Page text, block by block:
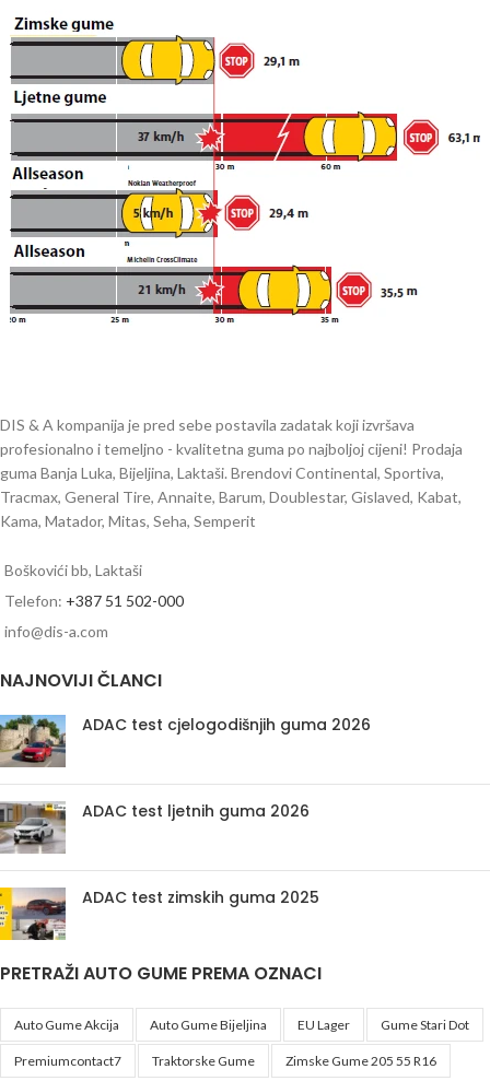
DIS & A kompanija je pred sebe postavila zadatak koji izvršava
profesionalno i temeljno - kvalitetna guma po najboljoj cijeni! Prodaja
guma Banja Luka, Bijeljina, Laktaši. Brendovi Continental, Sportiva,
Tracmax, General Tire, Annaite, Barum, Doublestar, Gislaved, Kabat,
Kama, Matador, Mitas, Seha, Semperit
Boškovići bb, Laktaši
Telefon: +387 51 502-000
info@dis-a.com
NAJNOVIJI ČLANCI
ADAC test cjelogodišnjih guma 2026
ADAC test ljetnih guma 2026
ADAC test zimskih guma 2025
PRETRAŽI AUTO GUME PREMA OZNACI
Auto Gume Akcija Auto Gume Bijeljina EU Lager Gume Stari Dot
Premiumcontact7 Traktorske Gume Zimske Gume 205 55 R16